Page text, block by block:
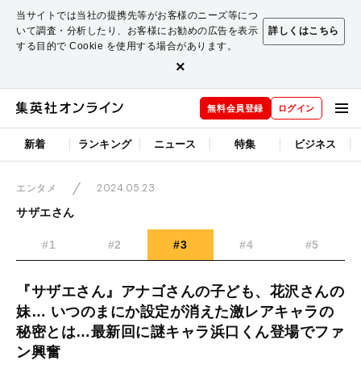
当サイトでは当社の提携先等がお客様のニーズ等につ
いて調査・分析したり、お客様にお勧めの広告を表示
する目的で Cookie を使用する場合があります。
詳しくはこちら
×
無料会員登録 ログイン
新着 ランキング ニュース 特集 ビジネス
エンタメ
2024.05.23
サザエさん
#1 #2 #3 #4 #5
『サザエさん』アナゴさんの子ども、花沢さんの
妹… いつのまにか設定が消えた激レアキャラの
秘密とは…最新回に謎キャラ浜口くん登場でファ
ン興奮